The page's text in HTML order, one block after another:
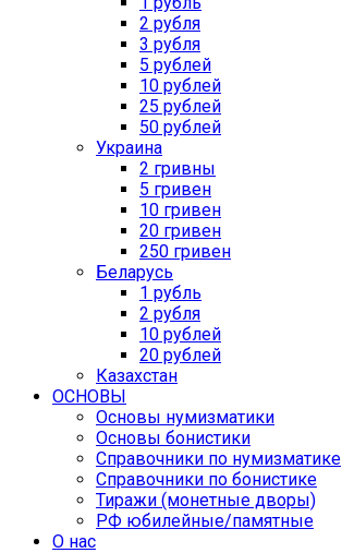
2 рубля
3 рубля
5 рублей
10 рублей
25 рублей
50 рублей
Украина
2 гривны
5 гривен
10 гривен
20 гривен
250 гривен
Беларусь
1 рубль
2 рубля
10 рублей
20 рублей
Казахстан
ОСНОВЫ
Основы нумизматики
Основы бонистики
Справочники по нумизматике
Справочники по бонистике
Тиражи (монетные дворы)
РФ юбилейные/памятные
О нас